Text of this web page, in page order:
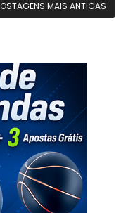
MAIS ANTIGAS